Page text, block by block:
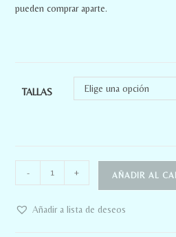
pueden comprar aparte.
TALLAS Elige una opción
- + AÑADIR AL
Añadir a lista de deseos